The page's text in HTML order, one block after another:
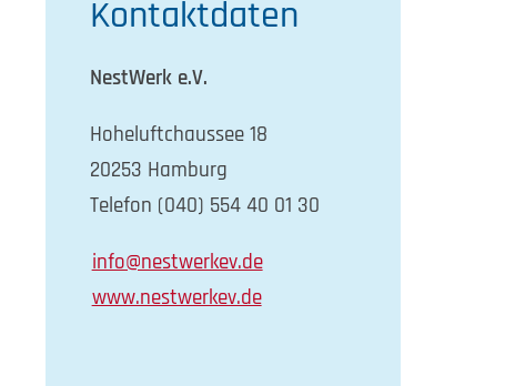
Kontaktdaten
NestWerk e.V.
Hoheluftchaussee 18
20253 Hamburg
Telefon (040) 554 40 01 30
info@nestwerkev.de
www.nestwerkev.de